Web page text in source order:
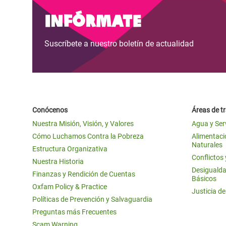
Conflictos y Desastres
Desigualdad Extrema y
Servicios Sociales Básicos
Gender, Rights, and Justice
en
en
Crisis
Crisis
#ActuaPorElClima
Erradiquemos el Sufrimiento Humano que
se Oculta tras los Alimentos
¡Basta! Acabemos con las violencias contra
ayuda
navegación
Infórmate
Suscríbete a nuestro boletín de actualidad
Conócenos
Nuestra Misión, Visión, y Valores
Cómo Luchamos Contra la Pobreza
Estructura Organizativa
Nuestra Historia
Finanzas y Rendición de Cuentas
Oxfam Policy & Practice
Políticas de Prevención y Salvaguardia
Preguntas más Frecuentes
Áreas de
Agua y
Naturales
Conflictos
Básicos
Justicia de